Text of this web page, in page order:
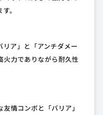
。
リア」と「アンチダメー
火力でありながら耐久性
情コンボと「バリア」